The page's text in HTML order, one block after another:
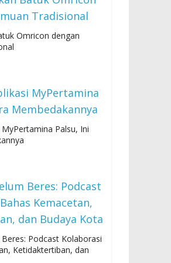
Omricon dengan
Palsu, Ini
Podcast Kolaborasi
Ketidaktertiban, dan